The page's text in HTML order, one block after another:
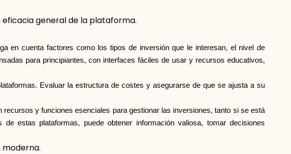
ask@scrambleup.com +372 712 2955
general de la plataforma.
en cuenta factores como los tipos de inversión que le interesan, el nivel de
para principiantes, con interfaces fáciles de usar y recursos educativos,
Evaluar la estructura de costes y asegurarse de que se ajusta a su
y funciones esenciales para gestionar las inversiones, tanto si se está
estas plataformas, puede obtener información valiosa, tomar decisiones
moderna.